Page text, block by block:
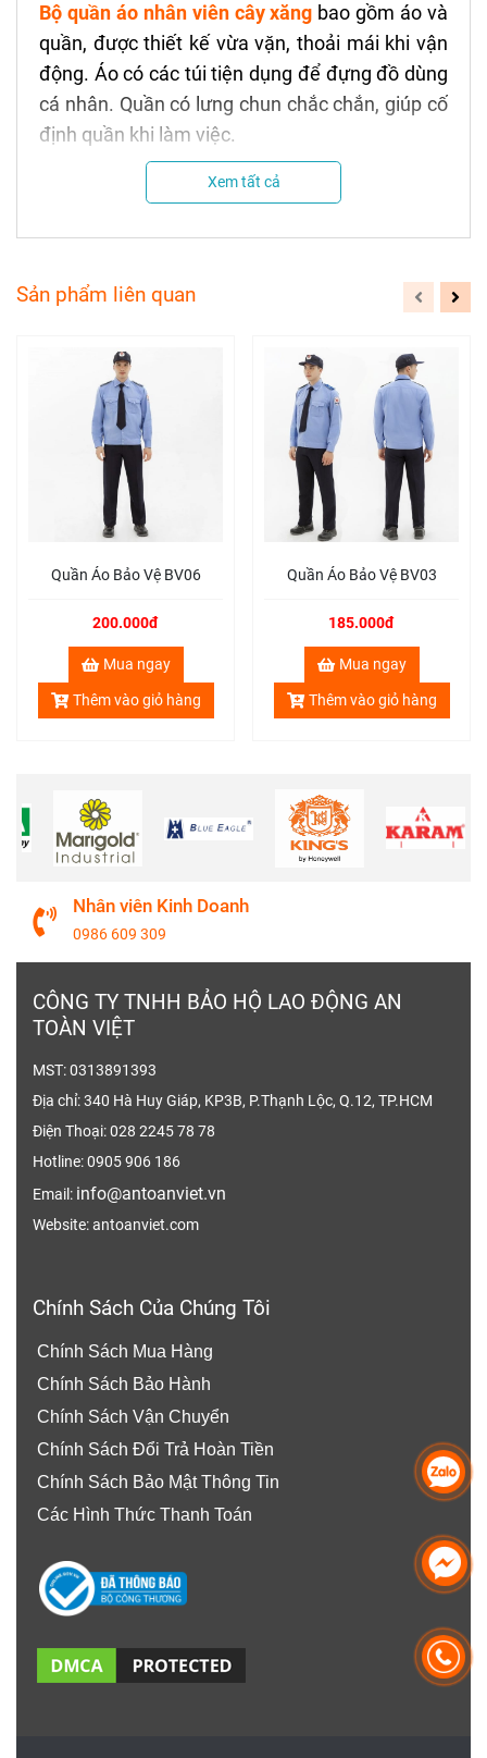
Bộ quần áo nhân viên cây xăng bao gồm áo và
quần, được thiết kế vừa vặn, thoải mái khi vận
động. Áo có các túi tiện dụng để đựng đồ dùng
cá nhân. Quần có lưng chun chắc chắn, giúp cố
định quần khi làm việc.
Mô tả Quần Áo Nhân Viên Cây
Xăng
Quần Áo Bảo Hộ nhân viên cây xăng
Áo cổ trụ, tay dài, có túi ngực, đường may
chắc chắn.
Quần kaki, có túi hộp, túi xéo, lưng chun
thoải mái cho người mặc.
Chất liệu:Vải Kaki 65/35 có độ bền cao, thấm
Màu sắc:X
Kích cỡ:Đa dạng kích cỡ từ S đến 3XL hoặc 5
đến 10, phù hợp với nhiều vóc dáng.
may đo theo yêu cầu, đảm bảo sự vừa vặn và
thoải mái tối đa.
Bảo vệ tốt, chống cháy, chống tĩnh điện,
giảm thiểu nguy cơ cháy nổ khi tiếp xúc với
nguồn lửa.
Dễ dàng giặt sạch, mặc luôn mát mẻ và
khô thoáng.
Có thể sử dụng trong thời gian dài mà
không bị phai màu, hư hỏng.
Danh mục sản phẩm:
Quần áo bảo hộ
|Quần áo công nhân
Xem tất cả
Sản phẩm liên quan
Quần Áo Bảo Vệ BV06
200.000đ
Mua ngay
Thêm vào giỏ hàng
Quần Áo Bảo Vệ BV03
185.000đ
Mua ngay
Thêm vào giỏ hàng
Nhân viên Kinh Doanh
0986 609 309
CÔNG TY TNHH BẢO HỘ LAO ĐỘNG AN
TOÀN VIỆT
MST: 0313891393
Địa chỉ: 340 Hà Huy Giáp, KP3B, P.Thạnh Lộc, Q.12, TP.HCM
Điện Thoại: 028 2245 78 78
Hotline: 0905 906 186
Email: info@antoanviet.vn
Website: antoanviet.com
Chính Sách Của Chúng Tôi
Chính Sách Mua Hàng
Chính Sách Bảo Hành
Chính Sách Vận Chuyển
Chính Sách Đổi Trả Hoàn Tiền
Chính Sách Bảo Mật Thông Tin
Các Hình Thức Thanh Toán